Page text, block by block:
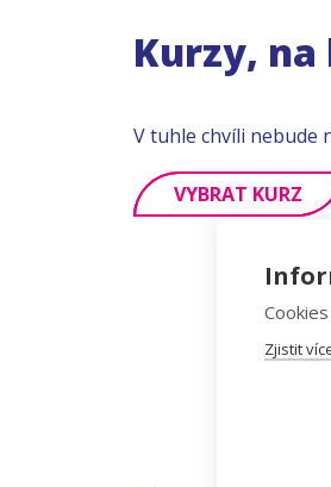
Kurzy,
V tuhle chvíli nebude
VYBRAT KURZ
Zjistit